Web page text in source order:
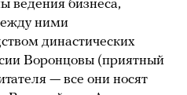
ведения бизнеса,
ними
династических
Воронцовы (приятный
— все они носят